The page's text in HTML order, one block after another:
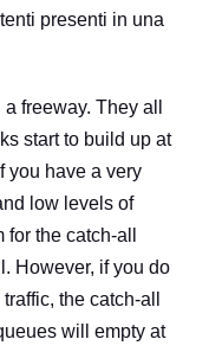
presenti in una
freeway. They all
start to build up at
you have a very
low levels of
the catch-all
However, if you do
the catch-all
will empty at